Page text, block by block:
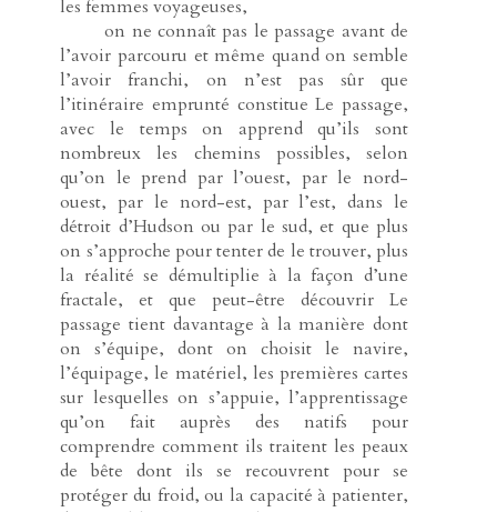
les femmes voyageuses,
-----on ne connaît pas le passage avant de
l’avoir parcouru et même quand on semble
l’avoir franchi, on n’est pas sûr que
l’itinéraire emprunté constitue Le passage,
avec le temps on apprend qu’ils sont
nombreux les chemins possibles, selon
qu’on le prend par l’ouest, par le nord-
ouest, par le nord-est, par l’est, dans le
détroit d’Hudson ou par le sud, et que plus
on s’approche pour tenter de le trouver, plus
la réalité se démultiplie à la façon d’une
fractale, et que peut-être découvrir Le
passage tient davantage à la manière dont
on s’équipe, dont on choisit le navire,
l’équipage, le matériel, les premières cartes
sur lesquelles on s’appuie, l’apprentissage
qu’on fait auprès des natifs pour
comprendre comment ils traitent les peaux
de bête dont ils se recouvrent pour se
protéger du froid, ou la capacité à patienter,